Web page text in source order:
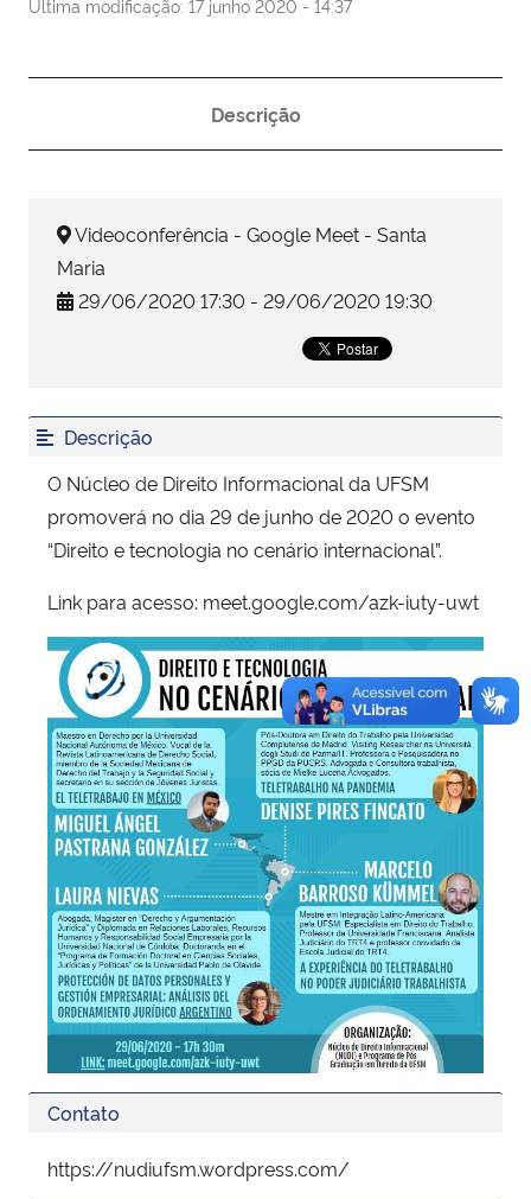
Advocacia-Geral da União
Banco Central do Brasil
Última modificação: 17 junho 2020 - 14:37
Descrição
Videoconferência - Google Meet - Santa
Maria
29/06/2020 17:30 - 29/06/2020 19:30
Descrição
O Núcleo de Direito Informacional da UFSM
promoverá no dia 29 de junho de 2020 o evento
“Direito e tecnologia no cenário internacional”.
Link para acesso: meet.google.com/azk-iuty-uwt
Contato
https://nudiufsm.wordpress.com/